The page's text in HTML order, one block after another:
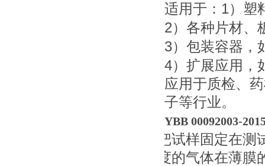
适用于： 1）塑
2）各种片材、
3）包装容器，
4）扩展应用，
应用于质检、
子等行业。
YBB 00092003-
把试样固定在
度的气体在薄